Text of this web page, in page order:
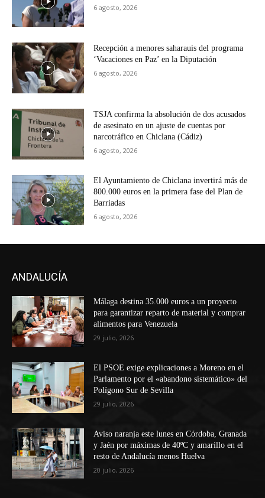
6 agosto, 2026
Recepción a menores saharauis del programa
‘Vacaciones en Paz’ en la Diputación
6 agosto, 2026
TSJA confirma la absolución de dos acusados
de asesinato en un ajuste de cuentas por
narcotráfico en Chiclana (Cádiz)
6 agosto, 2026
El Ayuntamiento de Chiclana invertirá más de
800.000 euros en la primera fase del Plan de
Barriadas
6 agosto, 2026
ANDALUCÍA
Málaga destina 35.000 euros a un proyecto
para garantizar reparto de material y comprar
alimentos para Venezuela
29 julio, 2026
El PSOE exige explicaciones a Moreno en el
Parlamento por el «abandono sistemático» del
Polígono Sur de Sevilla
29 julio, 2026
Aviso naranja este lunes en Córdoba, Granada
y Jaén por máximas de 40ºC y amarillo en el
resto de Andalucía menos Huelva
20 julio, 2026